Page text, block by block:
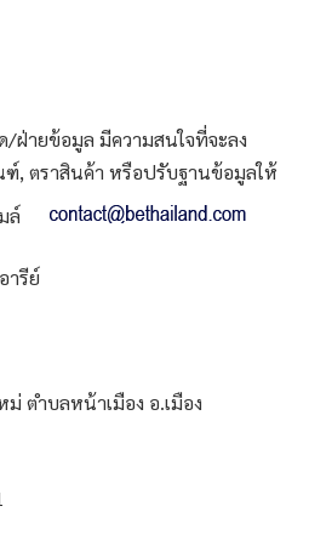
/ฝ่ายข้อมูล มีความสนใจที่จะลง
, ตราสินค้า หรือปรับฐานข้อมูลให้
ล์
ารีย์
ตำบลหน้าเมือง อ.เมือง